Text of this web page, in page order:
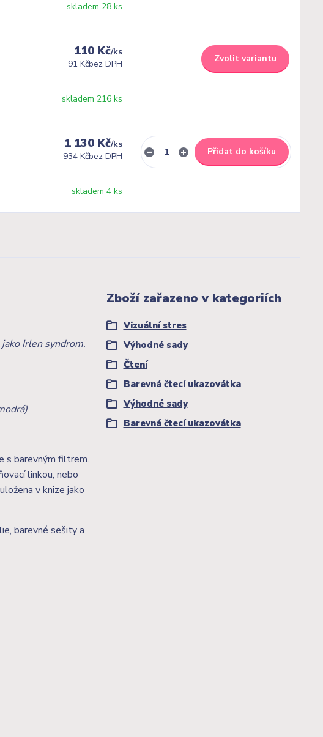
skladem 28 ks
110 Kč/ks
91 Kčbez DPH
skladem 216 ks
Zvolit variantu
1 130 Kč/ks
934 Kčbez DPH
skladem 4 ks
Přidat do košíku
Irlen syndrom.
s barevným filtrem.
linkou, nebo
v knize jako
barevné sešity a
Zboží zařazeno v kategoriích
Vizuální stres
Výhodné sady
Čtení
Barevná čtecí ukazovátka
Výhodné sady
Barevná čtecí ukazovátka